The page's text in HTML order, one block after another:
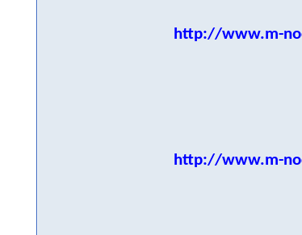
http://www.m-
http://www.m-